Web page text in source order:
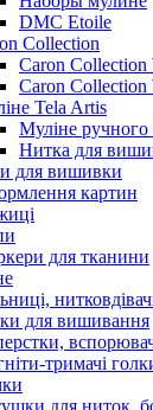
DMC Etoile
Collection
Caron
Caron Collection
Tela Artis
Муліне
Нитка для
для вишивки
картин
для тканини
для вишивання
тримачі
для ниток,